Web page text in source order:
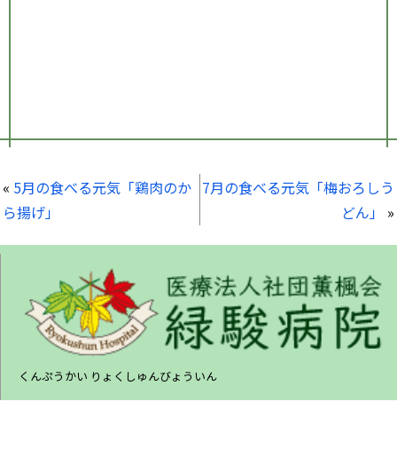
« 5月の食べる元気「鶏肉のか
ら揚げ」
7月の食べる元気「梅おろしう
どん」
»
くんぷうかい りょくしゅんびょういん